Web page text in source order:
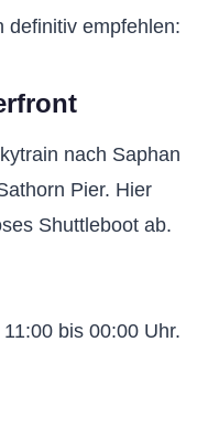
definitiv empfehlen:
nach Saphan
Pier. Hier
Shuttleboot ab.
bis 00:00 Uhr.